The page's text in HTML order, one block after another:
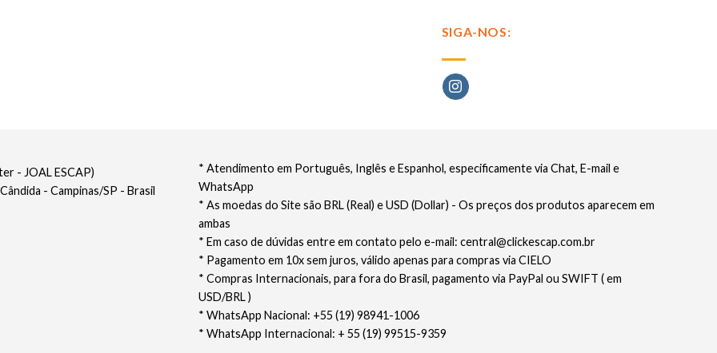
SIGA-NOS:
* Atendimento em Português, Inglês e Espanhol, especificamente via Chat, E-mail e
WhatsApp
* As moedas do Site são BRL (Real) e USD (Dollar) - Os preços dos produtos aparecem em
ambas
* Em caso de dúvidas entre em contato pelo e-mail: central@clickescap.com.br
* Pagamento em 10x sem juros, válido apenas para compras via CIELO
* Compras Internacionais, para fora do Brasil, pagamento via PayPal ou SWIFT ( em
USD/BRL )
* WhatsApp Nacional: +55 (19) 98941-1006
* WhatsApp Internacional: + 55 (19) 99515-9359
- JOAL ESCAP)
- Campinas/SP - Brasil